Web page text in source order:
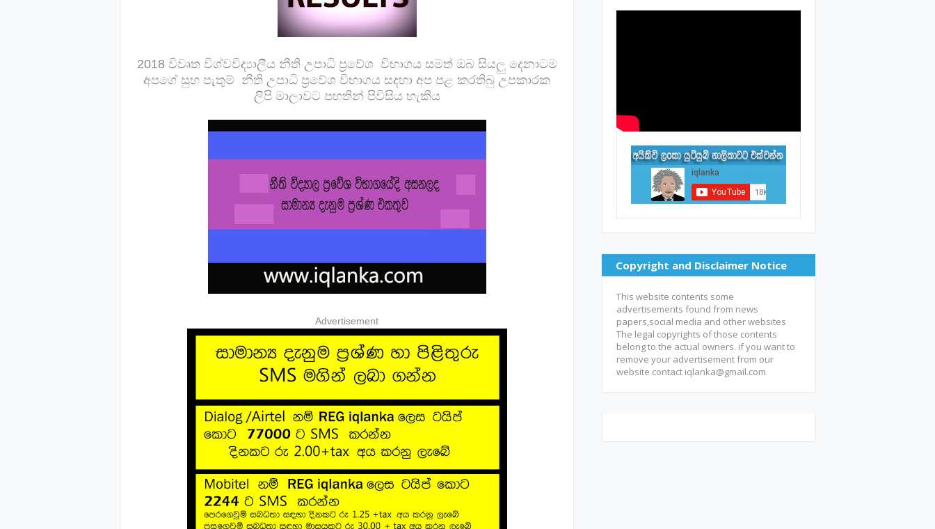
2018 විවෘත විශ්වවිද්‍යාලීය නීති උපාධි ප්‍රවේශ විභාගය සමත් ඔබ සියලු දෙනාටම
අපගේ සුභ පැතුම් නීති උපාධි ප්‍රවේශ විභාගය සදහා අප පළ කරතිබු උපකාරක
ලිපි මාලාවට පහතින් පිවිසිය හැකිය
Advertisement
Copyright and Disclaimer Notice
This website contents some
advertisements found from news
papers,social media and other websites
The legal copyrights of those contents
belong to the actual owners. if you want to
remove your advertisement from our
website contact iqlanka@gmail.com